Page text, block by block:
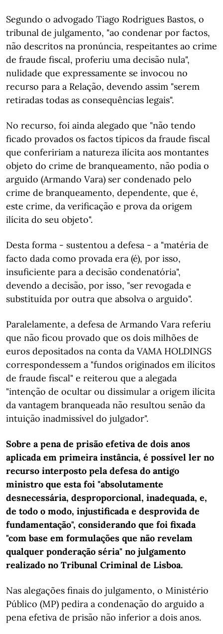
Segundo o advogado Tiago Rodrigues Bastos, o
tribunal de julgamento, "ao condenar por factos,
não descritos na pronúncia, respeitantes ao crime
de fraude fiscal, proferiu uma decisão nula",
nulidade que expressamente se invocou no
recurso para a Relação, devendo assim "serem
retiradas todas as consequências legais".
No recurso, foi ainda alegado que "não tendo
ficado provados os factos típicos da fraude fiscal
que confeririam a natureza ilícita aos montantes
objeto do crime de branqueamento, não podia o
arguido (Armando Vara) ser condenado pelo
crime de branqueamento, dependente, que é,
este crime, da verificação e prova da origem
ilícita do seu objeto".
Desta forma - sustentou a defesa - a "matéria de
facto dada como provada era (é), por isso,
insuficiente para a decisão condenatória",
devendo a decisão, por isso, "ser revogada e
substituída por outra que absolva o arguido".
Paralelamente, a defesa de Armando Vara referiu
que não ficou provado que os dois milhões de
euros depositados na conta da VAMA HOLDINGS
correspondessem a "fundos originados em ilícitos
de fraude fiscal" e reiterou que a alegada
"intenção de ocultar ou dissimular a origem ilícita
da vantagem branqueada não resultou senão da
intuição inadmissível do julgador".
Sobre a pena de prisão efetiva de dois anos
aplicada em primeira instância, é possível ler no
recurso interposto pela defesa do antigo
ministro que esta foi "absolutamente
desnecessária, desproporcional, inadequada, e,
de todo o modo, injustificada e desprovida de
fundamentação", considerando que foi fixada
"com base em formulações que não revelam
qualquer ponderação séria" no julgamento
realizado no Tribunal Criminal de Lisboa.
Nas alegações finais do julgamento, o Ministério
Público (MP) pedira a condenação do arguido a
pena efetiva de prisão não inferior a dois anos.